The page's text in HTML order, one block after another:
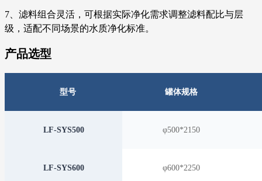
7、滤料组合灵活，可根据实际净化需求调整滤料配比与层
级，适配不同场景的水质净化标准。
产品选型
型号 罐体规格
LF-SYS500 φ500*2150
LF-SYS600 φ600*2250